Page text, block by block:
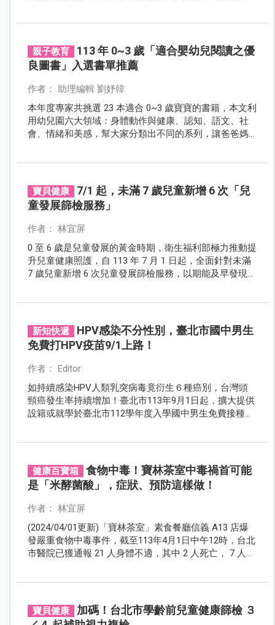
親子教育
113 年 0~3 歲「適合嬰幼兒閱讀之優
良圖書」入選書單推薦
作者： 助理編輯 劉妤韓
本年度專家共挑選 23 本適合 0~3 歲寶寶的書籍，本文利
用幼兒園六大領域：身體動作與健康、認知、語文、社
會、情緒和美感，幫大家分類出不同的系列，讓爸爸媽
寶貝健康
7/1 起，未滿 7 歲兒童新增 6 次「兒
童發展篩檢服務」
作者： 林宜屏
0 至 6 歲是兒童發展的黃金時期，衛生福利部極力推動提
升兒童健康照護，自 113 年 7 月 1 日起，全面針對未滿
7 歲兒童新增 6 次兒童發展篩檢服務，以期能及早發現及
新知快遞
HPV感染不分性別，臺北市國中男生
免費打HPV疫苗9/1上路！
作者： Editor
如持續感染HPV人類乳突病毒竟衍生６種癌別，台灣頭
頸癌發生率持續增加！臺北市113年9月1日起，擴大提供
設籍或就學於臺北市112學年度入學國中男生免費接種
健康百寶箱
食物中毒！寶林茶室中毒禍首可能
是「米酵菌酸」，症狀、預防這樣做！
作者： 林宜屏
(2024/04/01更新)「寶林茶室」素食餐廳信義 A13 店爆
發嚴重食物中毒事件，截至113年4月1日中午12時，台北
市醫院已獲通報 21 人身體不適，其中 2 人死亡， 7 人仍
寶貝健康
加碼！台北市學齡前兒童健康篩檢 ３